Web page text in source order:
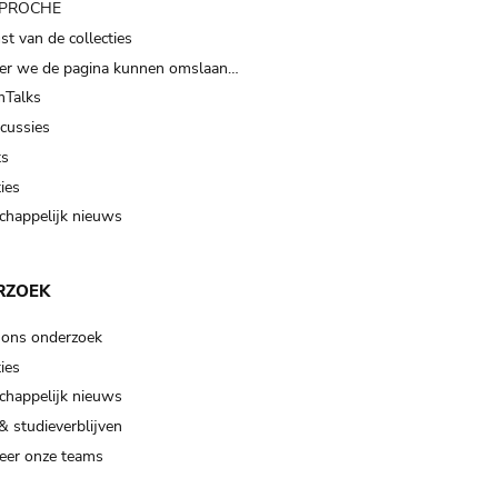
van de collecties
we de pagina kunnen omslaan…
nieuws
onderzoek
nieuws
studieverblijven
onze teams